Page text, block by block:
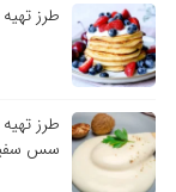
طرز تهیه
طرز
سس